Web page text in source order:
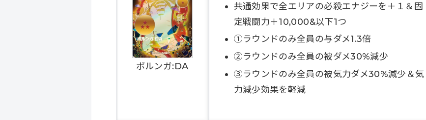
ポルンガ:DA
共通効果で全エリアの必殺エナジーを＋１＆固
定戦闘力＋10,000&以下1つ
①ラウンドのみ全員の与ダメ1.3倍
②ラウンドのみ全員の被ダメ30%減少
③ラウンドのみ全員の被気力ダメ30%減少＆気
力減少効果を軽減